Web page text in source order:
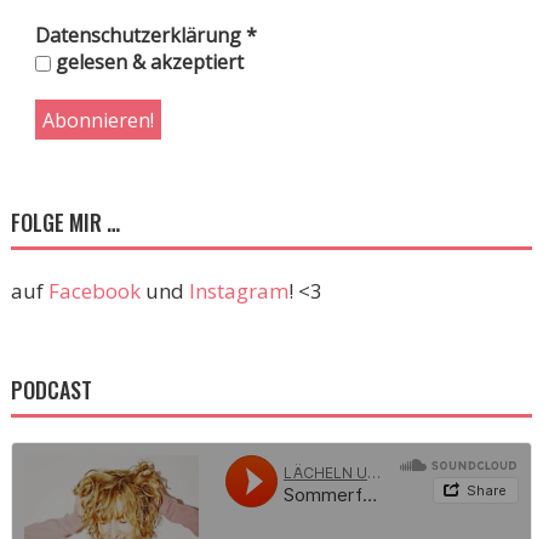
Datenschutzerklärung*
gelesen & akzeptiert
FOLGE MIR …
auf Facebookund Instagram! <3
PODCAST